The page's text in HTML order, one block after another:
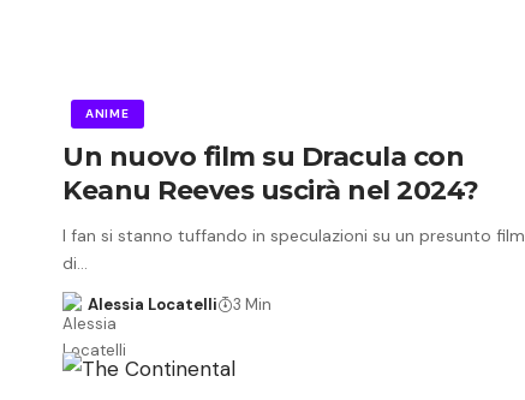
ANIME
Un nuovo film su Dracula con
Keanu Reeves uscirà nel 2024?
I fan si stanno tuffando in speculazioni su un presunto film
di…
Alessia Locatelli 3 Min